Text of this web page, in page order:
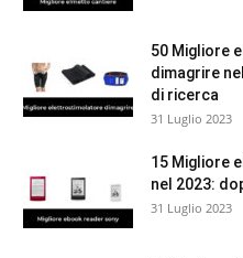
50 Migliore
dimagrire
di ricerca
31 Luglio 2023
15 Migliore
nel 2023:
31 Luglio 2023